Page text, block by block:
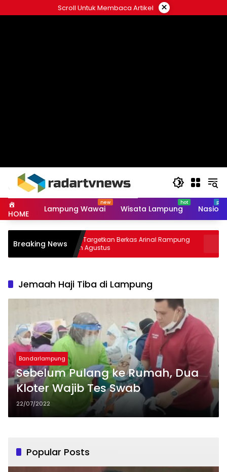
to
Scroll Untuk Membaca Artikel ×
HOME Lampung Wawai Wisata Lampung
Breaking News
Kejati Targetkan Berkas Arinal Rampung
Bulan Agustus
Jemaah Haji Tiba di Lampung
Bandarlampung
Sebelum Pulang ke Rumah, Dua
Kloter Wajib Tes Swab
22/07/2022
Popular Posts